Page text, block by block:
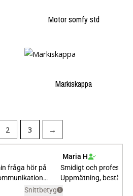
Motor somfy std
Markiskappa
2 3 →